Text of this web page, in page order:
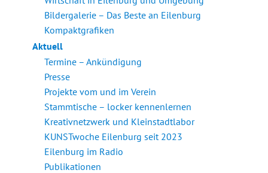
Bildergalerie – Das Beste an Eilenburg
Kompaktgrafiken
Aktuell
Termine – Ankündigung
Presse
Projekte vom und im Verein
Stammtische – locker kennenlernen
Kreativnetzwerk und Kleinstadtlabor
KUNSTwoche Eilenburg seit 2023
Eilenburg im Radio
Publikationen